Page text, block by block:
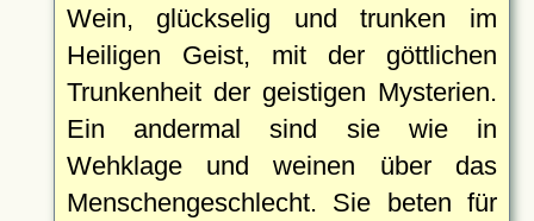
Wein, glückselig und trunken im
Heiligen Geist, mit der göttlichen
Trunkenheit der geistigen Mysterien.
Ein andermal sind sie wie in
Wehklage und weinen über das
Menschengeschlecht. Sie beten für